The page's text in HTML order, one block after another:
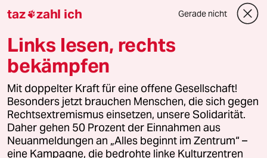
Downloads für Abonnierende
© 2026 taz Verlags und Vertriebs GmbH
Alle Rechte vorbehalten. Bei rechtlichen Fragen oder für Genehmigungen
wenden Sie sich bitte an
lizenzen@taz.de
Feedback Redaktionsstatut Kommune-Richtlinien
taz zahl ich Gerade nicht
Links lesen, rechts
bekämpfen
Mit doppelter Kraft für eine offene Gesellschaft!
Besonders jetzt brauchen Menschen, die sich gegen
Rechtsextremismus einsetzen, unsere Solidarität.
Daher gehen 50 Prozent der Einnahmen aus
Neuanmeldungen an „Alles beginnt im Zentrum“ –
eine Kampagne, die bedrohte linke Kulturzentren